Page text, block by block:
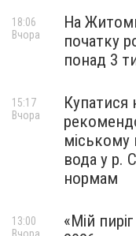
На
початку
понад 3
18:06
Вчора
Купатися
міському
вода у р.
нормам
15:17
Вчора
«Мій
13:00